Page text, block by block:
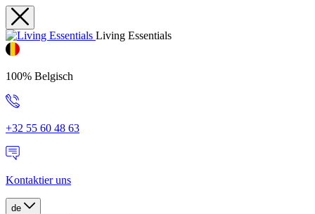
Living Essentials
100% Belgisch
+32 55 60 48 63
Kontaktier uns
de